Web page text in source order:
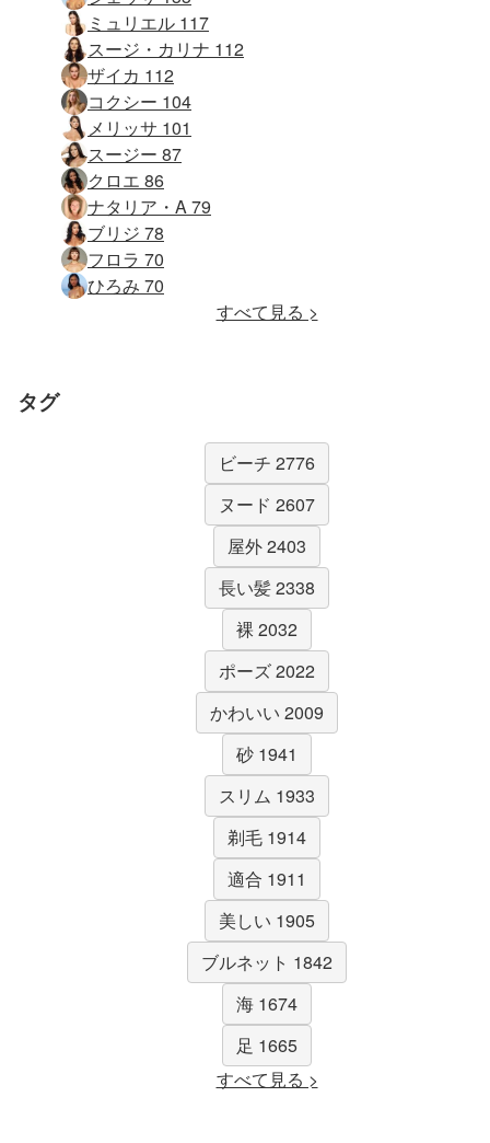
ミュリエル 117
スージ・カリナ 112
ザイカ 112
コクシー 104
メリッサ 101
スージー 87
クロエ 86
ナタリア・A 79
ブリジ 78
フロラ 70
ひろみ 70
すべて見る >
タグ
ビーチ 2776
ヌード 2607
屋外 2403
長い髪 2338
裸 2032
ポーズ 2022
かわいい 2009
砂 1941
スリム 1933
剃毛 1914
適合 1911
美しい 1905
ブルネット 1842
海 1674
足 1665
すべて見る >